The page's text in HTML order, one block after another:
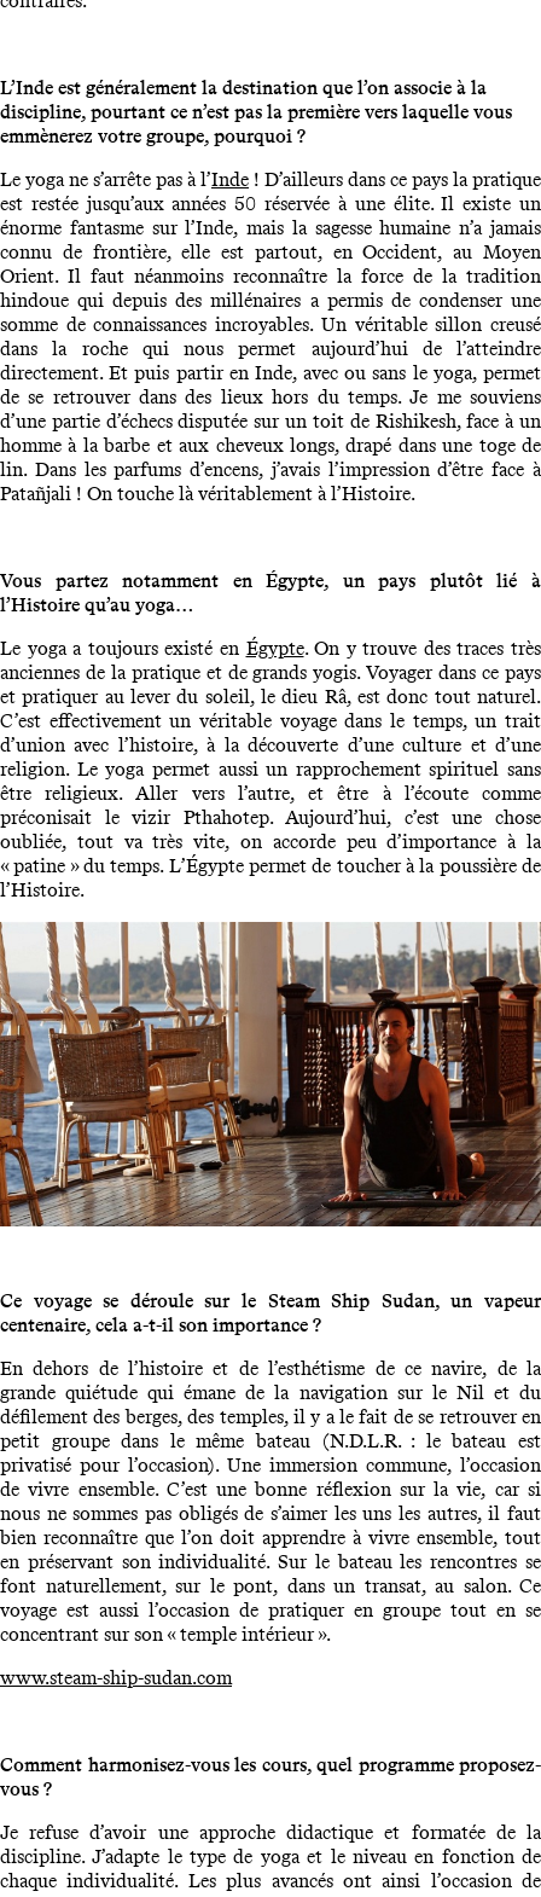
L’Inde est généralement la destination que l’on associe à la
discipline, pourtant ce n’est pas la première vers laquelle vous
emmènerez votre groupe, pourquoi ?
Le yoga ne s’arrête pas à l’Inde ! D’ailleurs dans ce pays la pratique
est restée jusqu’aux années 50 réservée à une élite. Il existe un
énorme fantasme sur l’Inde, mais la sagesse humaine n’a jamais
connu de frontière, elle est partout, en Occident, au Moyen
Orient. Il faut néanmoins reconnaître la force de la tradition
hindoue qui depuis des millénaires a permis de condenser une
somme de connaissances incroyables. Un véritable sillon creusé
dans la roche qui nous permet aujourd’hui de l’atteindre
directement. Et puis partir en Inde, avec ou sans le yoga, permet
de se retrouver dans des lieux hors du temps. Je me souviens
d’une partie d’échecs disputée sur un toit de Rishikesh, face à un
homme à la barbe et aux cheveux longs, drapé dans une toge de
lin. Dans les parfums d’encens, j’avais l’impression d’être face à
Patañjali ! On touche là véritablement à l’Histoire.
Vous partez notamment en Égypte, un pays plutôt lié à
l’Histoire qu’au yoga…
Le yoga a toujours existé en Égypte. On y trouve des traces très
anciennes de la pratique et de grands yogis. Voyager dans ce pays
et pratiquer au lever du soleil, le dieu Râ, est donc tout naturel.
C’est effectivement un véritable voyage dans le temps, un trait
d’union avec l’histoire, à la découverte d’une culture et d’une
religion. Le yoga permet aussi un rapprochement spirituel sans
être religieux. Aller vers l’autre, et être à l’écoute comme
préconisait le vizir Pthahotep. Aujourd’hui, c’est une chose
oubliée, tout va très vite, on accorde peu d’importance à la
« patine » du temps. L’Égypte permet de toucher à la poussière de
l’Histoire.
Ce voyage se déroule sur le Steam Ship Sudan, un vapeur
centenaire, cela a-t-il son importance ?
En dehors de l’histoire et de l’esthétisme de ce navire, de la
grande quiétude qui émane de la navigation sur le Nil et du
défilement des berges, des temples, il y a le fait de se retrouver en
petit groupe dans le même bateau (N.D.L.R. : le bateau est
privatisé pour l’occasion). Une immersion commune, l’occasion
de vivre ensemble. C’est une bonne réflexion sur la vie, car si
nous ne sommes pas obligés de s’aimer les uns les autres, il faut
bien reconnaître que l’on doit apprendre à vivre ensemble, tout
en préservant son individualité. Sur le bateau les rencontres se
font naturellement, sur le pont, dans un transat, au salon. Ce
voyage est aussi l’occasion de pratiquer en groupe tout en se
concentrant sur son « temple intérieur ».
www.steam-ship-sudan.com
Comment harmonisez-vous les cours, quel programme proposez-
vous ?
Je refuse d’avoir une approche didactique et formatée de la
discipline. J’adapte le type de yoga et le niveau en fonction de
chaque individualité. Les plus avancés ont ainsi l’occasion de